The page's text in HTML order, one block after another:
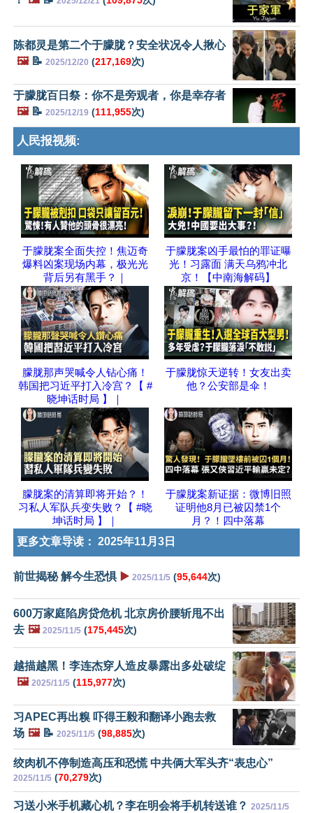
陈都灵是第二个于朦胧？安全状况令人揪心
🖼️📝 2025/12/20 (217,169次)
于朦胧百日祭：你不是旁观者，你是幸存者
🖼️📝 2025/12/19 (111,955次)
人民报视频:
于朦胧案全面失控！焦迈奇
爆料凶案现场内幕，极光光
背后另有黑手？｜
于朦胧案凶手最怕的罪证曝
光！习露面 满天乌鸦冲北
京！【中南海解码】
朦胧那声哭喊令人钻心痛！
韩国把习近平打入冷宫？【 #
晓坤话时局 】｜
于朦胧惊天逆转！女友出卖
他？公安部是伞！
朦胧案的清算即将开始？！
习私人军队兵变失败？【 #晓
坤话时局 】｜
于朦胧案新证据：微博旧照
证明他8月已被囚禁1个
月？！四中落幕
更多文章导读： 2025年11月3日
前世揭秘 解今生恐惧 ▶️ 2025/11/5 (95,644次)
600万家庭陷房贷危机 北京房价腰斩甩不出
去 🖼️ 2025/11/5 (175,445次)
越描越黑！李连杰穿人造皮暴露出多处破绽
🖼️ 2025/11/5 (115,977次)
习APEC再出糗 吓得王毅和翻译小跑去救
场 🖼️📝 2025/11/5 (98,885次)
绞肉机不停制造高压和恐慌 中共俩大军头齐“表忠心”
2025/11/5 (70,279次)
习送小米手机藏心机？李在明会将手机转送谁？ 2025/11/5